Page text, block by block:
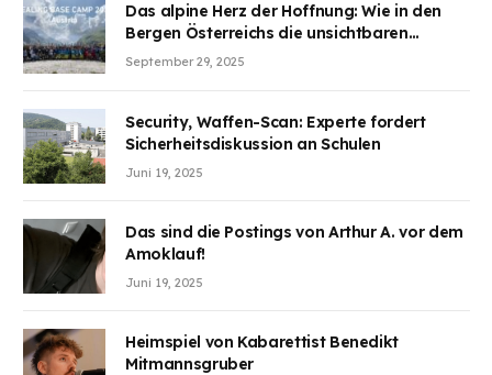
Das alpine Herz der Hoffnung: Wie in den
Bergen Österreichs die unsichtbaren
Wunden des Kriegesheilen
September 29, 2025
Security, Waffen-Scan: Experte fordert
Sicherheitsdiskussion an Schulen
Juni 19, 2025
Das sind die Postings von Arthur A. vor dem
Amoklauf!
Juni 19, 2025
Heimspiel von Kabarettist Benedikt
Mitmannsgruber